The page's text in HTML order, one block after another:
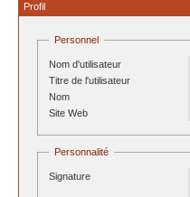
Profil
Personnel
Nom d'utilisateur
Titre de l'utilisateur
Nom
Site Web
Personnalité
Signature